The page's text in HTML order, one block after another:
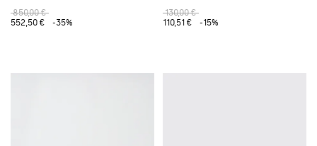
850,00 €
552,50 €
-35%
130,00 €
110,51 €
-15%